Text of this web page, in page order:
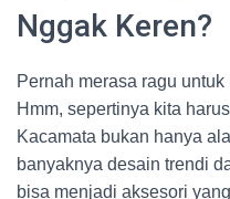
Nggak Keren?
Pernah merasa ragu
Hmm, sepertinya kita
Kacamata bukan hanya
banyaknya desain trendi
bisa menjadi aksesori